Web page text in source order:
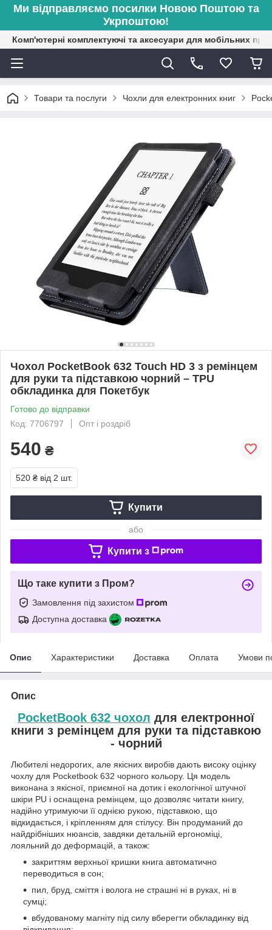
Ми відправляємо посилки Новою Поштою та
Укрпоштою!
Комп'ютерні комплектуючі та аксесуари для мобільних
Товари та послуги Чохли для електронних книг
Чохол PocketBook 632 Touch HD 3 з ремінцем
для руки та підставкою чорний – TPU
обкладинка для Покетбук
Готово до відправки
Код: 7706797
Опт і роздріб
540 ₴
520 ₴ від 2 шт.
Купити
або
Купити з
Що таке купити з Пром?
Замовлення під захистом
Доступна доставка
Опис Характеристики Доставка Оплата Умови
Опис
PocketBook 632 чохол для електронної
книги з ремінцем для руки та підставкою
- чорний
Любителі недорогих, але якісних виробів дають високу оцінку
чохлу для Pocketbook 632 чорного кольору. Ця модель
виконана з якісної, приємної на дотик і екологічної штучної
шкіри PU і оснащена ремінцем, що дозволяє читати книгу,
надійно утримуючи її однією рукою, підставкою, що
відкидається, і кріпленням для стілусу. Він продуманий до
найдрібніших нюансів, завдяки детальній ергономіці,
лояльний до деформацій, а також:
закриттям верхньої кришки книга автоматично
переводиться в сон;
пил, бруд, сміття і волога не страшні ні в руках, ні в
сумці;
вбудованому магніту під силу вберегти обкладинку від